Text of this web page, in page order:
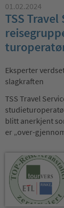
01.02.2024
TSS
Eksperter
slagkraften
TSS Travel
blitt anerkjent
er „over-